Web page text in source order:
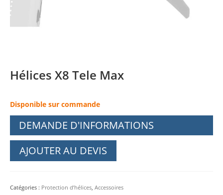
Hélices X8 Tele Max
Disponible sur commande
DEMANDE D'INFORMATIONS
AJOUTER AU DEVIS
Catégories : Protection d’hélices, Accessoires